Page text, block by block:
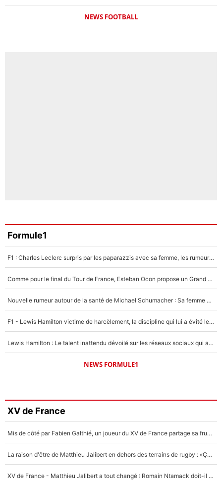
NEWS FOOTBALL
Formule1
F1 : Charles Leclerc surpris par les paparazzis avec sa femme, les rumeurs étaient vraies !
Comme pour le final du Tour de France, Esteban Ocon propose un Grand Prix de Formule 1 à Paris : «Autour de l’Arc de Triomphe, ce serait génial» !
Nouvelle rumeur autour de la santé de Michael Schumacher : Sa femme Corinna sort du silence
F1 - Lewis Hamilton victime de harcèlement, la discipline qui lui a évité le pire : «J'aurais probablement mal tourné»
Lewis Hamilton : Le talent inattendu dévoilé sur les réseaux sociaux qui a impressionné Kim Kardashian pendant leurs vacances en amoureux !
NEWS FORMULE1
XV de France
Mis de côté par Fabien Galthié, un joueur du XV de France partage sa frustration : «ils ne me l’ont pas dit tout de suite»
La raison d'être de Matthieu Jalibert en dehors des terrains de rugby : «Ça m'atteint autant que si tu touches à un membre de ma famille»
XV de France - Matthieu Jalibert a tout changé : Romain Ntamack doit-il s’inquiéter pour sa place à un an de la Coupe du monde ?